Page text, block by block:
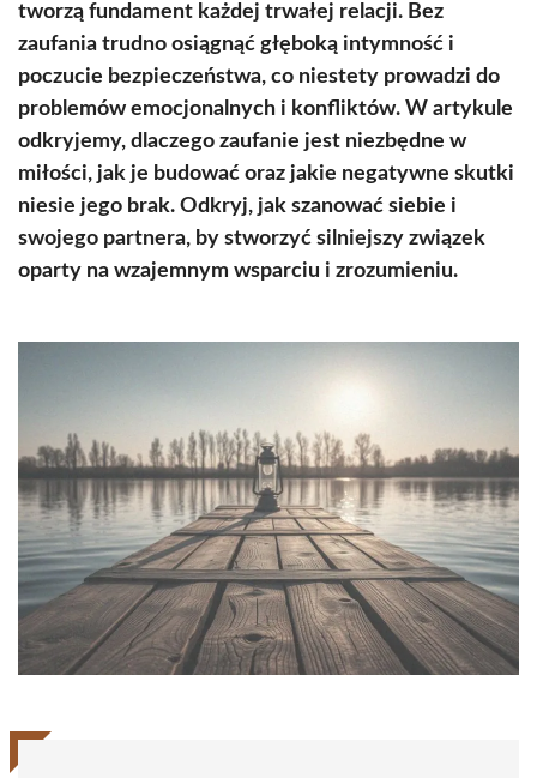
tworzą fundament każdej trwałej relacji. Bez
zaufania trudno osiągnąć głęboką intymność i
poczucie bezpieczeństwa, co niestety prowadzi do
problemów emocjonalnych i konfliktów. W artykule
odkryjemy, dlaczego zaufanie jest niezbędne w
miłości, jak je budować oraz jakie negatywne skutki
niesie jego brak. Odkryj, jak szanować siebie i
swojego partnera, by stworzyć silniejszy związek
oparty na wzajemnym wsparciu i zrozumieniu.